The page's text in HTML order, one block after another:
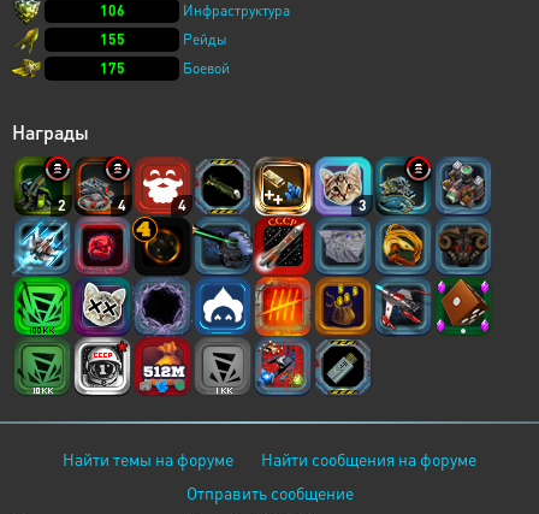
106
Инфраструктура
155
Рейды
175
Боевой
Награды
2 4 4 3
Найти темы на форуме
Найти сообщения на форуме
Отправить сообщение